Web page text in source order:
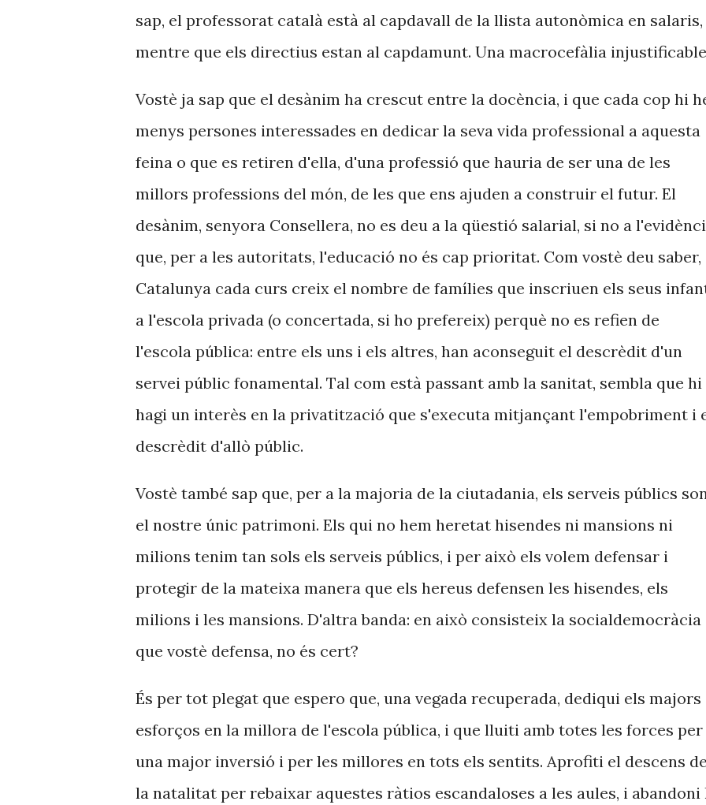
sap, el professorat català està al capdavall de la llista autonòmica en salaris,
mentre que els directius estan al capdamunt. Una macrocefàlia
Vostè ja sap que el desànim ha crescut entre la docència, i que cada cop hi
menys persones interessades en dedicar la seva vida professional a aquesta
feina o que es retiren d'ella, d'una professió que hauria de ser una de les
millors professions del món, de les que ens ajuden a construir el futur. El
desànim, senyora Consellera, no es deu a la qüestió salarial, si no a
que, per a les autoritats, l'educació no és cap prioritat. Com vostè deu saber,
Catalunya cada curs creix el nombre de famílies que inscriuen els seus
a l'escola privada (o concertada, si ho prefereix) perquè no es refien de
l'escola pública: entre els uns i els altres, han aconseguit el descrèdit d'un
servei públic fonamental. Tal com està passant amb la sanitat, sembla que hi
hagi un interès en la privatització que s'executa mitjançant l'empobriment i
descrèdit d'allò públic.
Vostè també sap que, per a la majoria de la ciutadania, els serveis públics
el nostre únic patrimoni. Els qui no hem heretat hisendes ni mansions ni
milions tenim tan sols els serveis públics, i per això els volem defensar i
protegir de la mateixa manera que els hereus defensen les hisendes, els
milions i les mansions. D'altra banda: en això consisteix la socialdemocràcia
que vostè defensa, no és cert?
És per tot plegat que espero que, una vegada recuperada, dediqui els majors
esforços en la millora de l'escola pública, i que lluiti amb totes les forces per
una major inversió i per les millores en tots els sentits. Aprofiti el descens
la natalitat per rebaixar aquestes ràtios escandaloses a les aules, i abandoni